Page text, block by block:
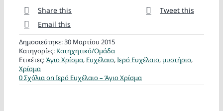
Share this
Tweet this
Email this
Δημοσιεύτηκε: 30 Μαρτίου 2015
Κατηγορίες: Κατηχητικό/Ομάδα
Ετικέτες:Άγιο Χρίσμα, Ευχέλαιο,Ιερό Ευχέλαιο, μυστήριο,
Χρίσμα
0 Σχόλιαon Ιερό Ευχέλαιο – Άγιο Χρίσμα